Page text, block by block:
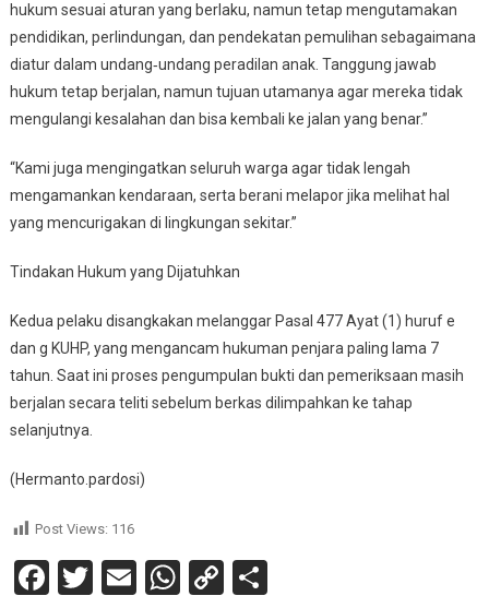
hukum sesuai aturan yang berlaku, namun tetap mengutamakan
pendidikan, perlindungan, dan pendekatan pemulihan sebagaimana
diatur dalam undang‑undang peradilan anak. Tanggung jawab
hukum tetap berjalan, namun tujuan utamanya agar mereka tidak
mengulangi kesalahan dan bisa kembali ke jalan yang benar.”
“Kami juga mengingatkan seluruh warga agar tidak lengah
mengamankan kendaraan, serta berani melapor jika melihat hal
yang mencurigakan di lingkungan sekitar.”
Tindakan Hukum yang Dijatuhkan
Kedua pelaku disangkakan melanggar Pasal 477 Ayat (1) huruf e
dan g KUHP, yang mengancam hukuman penjara paling lama 7
tahun. Saat ini proses pengumpulan bukti dan pemeriksaan masih
berjalan secara teliti sebelum berkas dilimpahkan ke tahap
selanjutnya.
(Hermanto.pardosi)
Post Views: 116
Facebook
Twitter
EmailWhatsApp
CopyShare